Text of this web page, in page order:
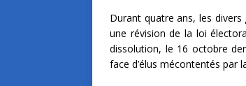
Durant quatre ans, les
une révision de la loi
dissolution, le 16 octobre
face d’élus mécontentés par